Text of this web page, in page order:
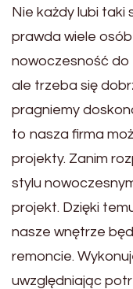
Nie każdy lubi taki
prawda wiele
nowoczesność do
ale trzeba się
pragniemy
to nasza firma
projekty. Zanim
stylu
projekt. Dzięki
nasze wnętrze
remoncie.
uwzględniając